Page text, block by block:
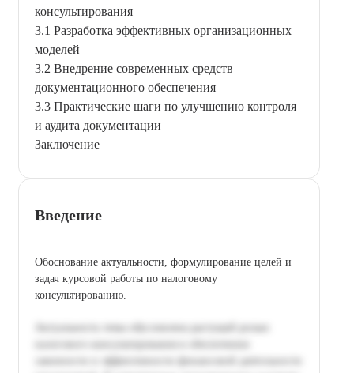
консультирования
3.1 Разработка эффективных организационных
моделей
3.2 Внедрение современных средств
документационного обеспечения
3.3 Практические шаги по улучшению контроля
и аудита документации
Заключение
Введение
Обоснование актуальности, формулирование целей и
задач курсовой работы по налоговому
консультированию.